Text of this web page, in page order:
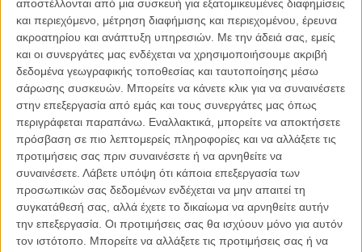
αποστέλλονται από μια συσκευή για εξατομικευμένες διαφημίσεις
και περιεχόμενο, μέτρηση διαφήμισης και περιεχομένου, έρευνα
ακροατηρίου και ανάπτυξη υπηρεσιών. Με την άδειά σας, εμείς
και οι συνεργάτες μας ενδέχεται να χρησιμοποιήσουμε ακριβή
δεδομένα γεωγραφικής τοποθεσίας και ταυτοποίησης μέσω
σάρωσης συσκευών. Μπορείτε να κάνετε κλικ για να συναινέσετε
στην επεξεργασία από εμάς και τους συνεργάτες μας όπως
περιγράφεται παραπάνω. Εναλλακτικά, μπορείτε να αποκτήσετε
πρόσβαση σε πιο λεπτομερείς πληροφορίες και να αλλάξετε τις
προτιμήσεις σας πριν συναινέσετε ή να αρνηθείτε να
συναινέσετε. Λάβετε υπόψη ότι κάποια επεξεργασία των
προσωπικών σας δεδομένων ενδέχεται να μην απαιτεί τη
συγκατάθεσή σας, αλλά έχετε το δικαίωμα να αρνηθείτε αυτήν
την επεξεργασία. Οι προτιμήσεις σας θα ισχύουν μόνο για αυτόν
τον ιστότοπο. Μπορείτε να αλλάξετε τις προτιμήσεις σας ή να
περιλαμβάνουν μια συνεργασία με έναν από τους καλύτερους
storytellers των ημερών μας.
Δείτε ακόμη:To Σκοτεινό Σύμπαν της Universal
ξαναζωντανεύει με το «The Invisible Man» αυτή την φορά ως
ταινία τρόμου
«Μαγειρεύουμε κάτι [με τον Γκιγιέρμο ντελ Τόρο]. Εν τούτοις, αν και
δεν είμαι μυστικοπαθής, δεν είμαι σίγουρη ότι μπορώ να μιλήσω γι'
αυτό. Μπορώ να πω, όμως, ότι θα είναι κάτι τρομακτικό κι ότι
θαυμάζω πραγματικά και τον ίδιο και τη δουλειά του. Νομίζω ότι
είναι ένας αληθινός καλλιτέχνης και ανυπομονώ να μάθω
περισσότερα. Βρισκόμαστε ακόμη στα πρώτα στάδια της
συνεργασίας μας».